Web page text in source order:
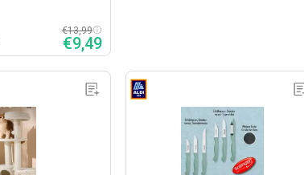
€13,99
€9,49